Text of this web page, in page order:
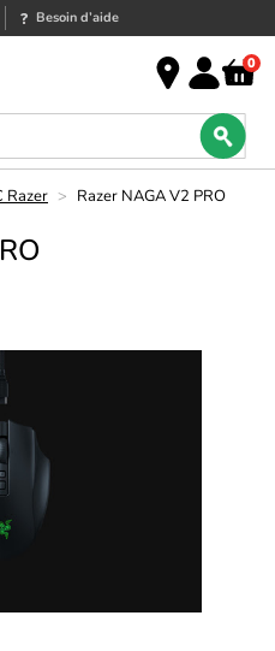
Besoin d’aide
0
Razer > Razer NAGA V2 PRO